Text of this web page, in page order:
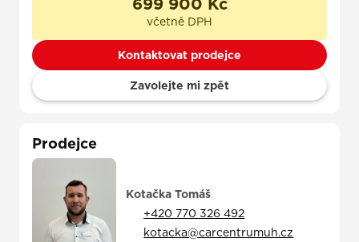
včetně DPH
Kontaktovat prodejce
Zavolejte mi zpět
Prodejce
Kotačka Tomáš
+420 770 326 492
kotacka@carcentrumuh.cz